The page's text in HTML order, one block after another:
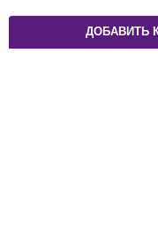
ДОБАВИТЬ